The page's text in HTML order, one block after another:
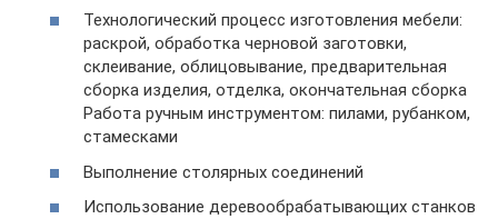
Технологический процесс изготовления мебели:
раскрой, обработка черновой заготовки,
склеивание, облицовывание, предварительная
сборка изделия, отделка, окончательная сборка
Работа ручным инструментом: пилами, рубанком,
стамесками
Выполнение столярных соединений
Использование деревообрабатывающих станков